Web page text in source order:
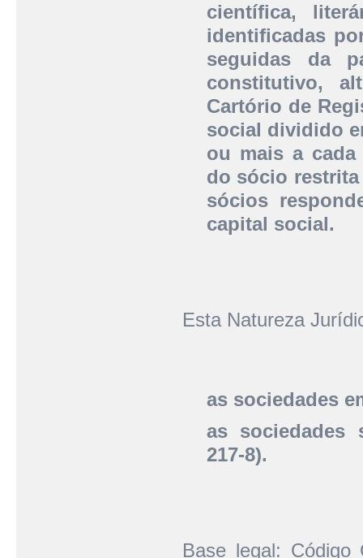
científica,
identificadas
seguidas da
constitutivo,
Cartório de
social dividido
ou mais a
do sócio
sócios
capital social.
Esta Natureza
as sociedades
as sociedades
217-8).
Base legal: